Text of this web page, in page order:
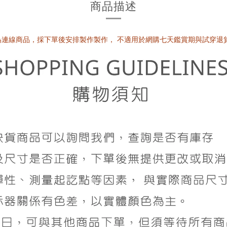
商品描述
線商品，採下單後安排製作製作， 不適用於網購七天鑑賞期與試穿退